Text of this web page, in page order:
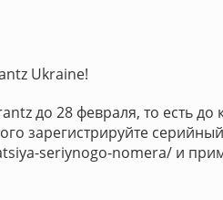
Ukraine!
до 28 февраля, то есть
зарегистрируйте
seriynogo-nomera/ и